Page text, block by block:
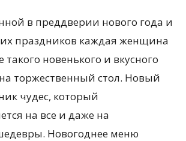
в преддверии нового года и
праздников каждая женщина
такого новенького и вкусного
торжественный стол. Новый
чудес, который
на все и даже на
Новогоднее меню